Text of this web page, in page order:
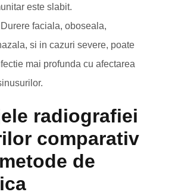
este slabit.
faciala, oboseala,
si in cazuri severe, poate
mai profunda cu afectarea
radiografiei
comparativ
de